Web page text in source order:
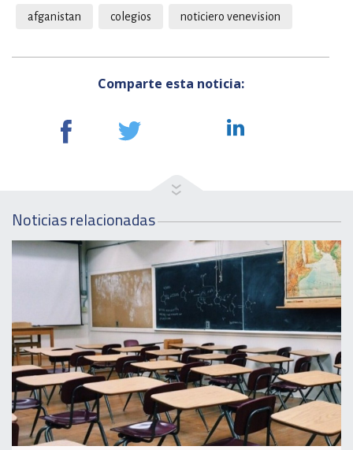
afganistan colegios noticiero venevision
Comparte esta noticia:
Noticias relacionadas